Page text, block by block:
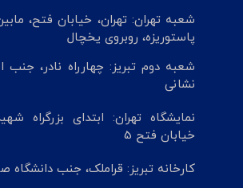
شعبه تهران: تهران، خیابان فتح،
پاستوریزه، روبروی یخچال
شعبه دوم تبریز: چهارراه نادر،
نشانی
نمایشگاه تهران: ابتدای بزرگراه
خیابان فتح 5
کارخانه تبریز: قراملک، جنب دانشگاه